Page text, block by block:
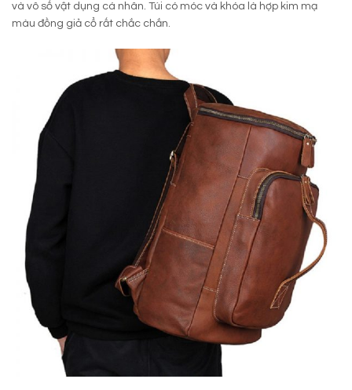
và vô số vật dụng cá nhân. Túi có móc và khóa là hợp kim mạ
màu đồng giả cổ rất chắc chắn.